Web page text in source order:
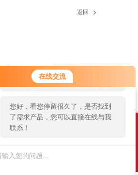
在线交流
您好！欢迎前来咨询，很高兴为您
服务，请问您要咨询什么问题呢？
您好，看您停留很久了，是否找到
了需求产品，您可以直接在线与我
联系！
返回